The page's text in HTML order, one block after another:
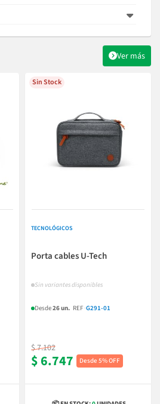
Ver más
Sin Stock
TECNOLÓGICOS
Porta cables U-Tech
Sin variantes disponibles
Desde26 un. REF ·G291-01
$ 7.102
$ 6.747 5% OFF